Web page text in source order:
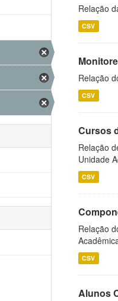
Relação
CSV
Relação
CSV
Cursos
Relação
Unidade
CSV
Relação
CSV
Alunos